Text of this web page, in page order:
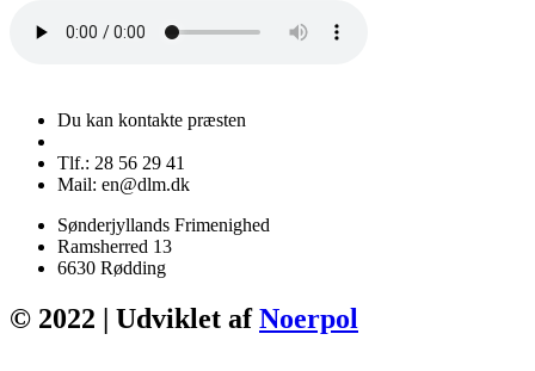
Du kan kontakte præsten
Tlf.: 28 56 29 41
Mail: en@dlm.dk
Sønderjyllands Frimenighed
Ramsherred 13
6630 Rødding
© 2022 | Udviklet afNoerpol